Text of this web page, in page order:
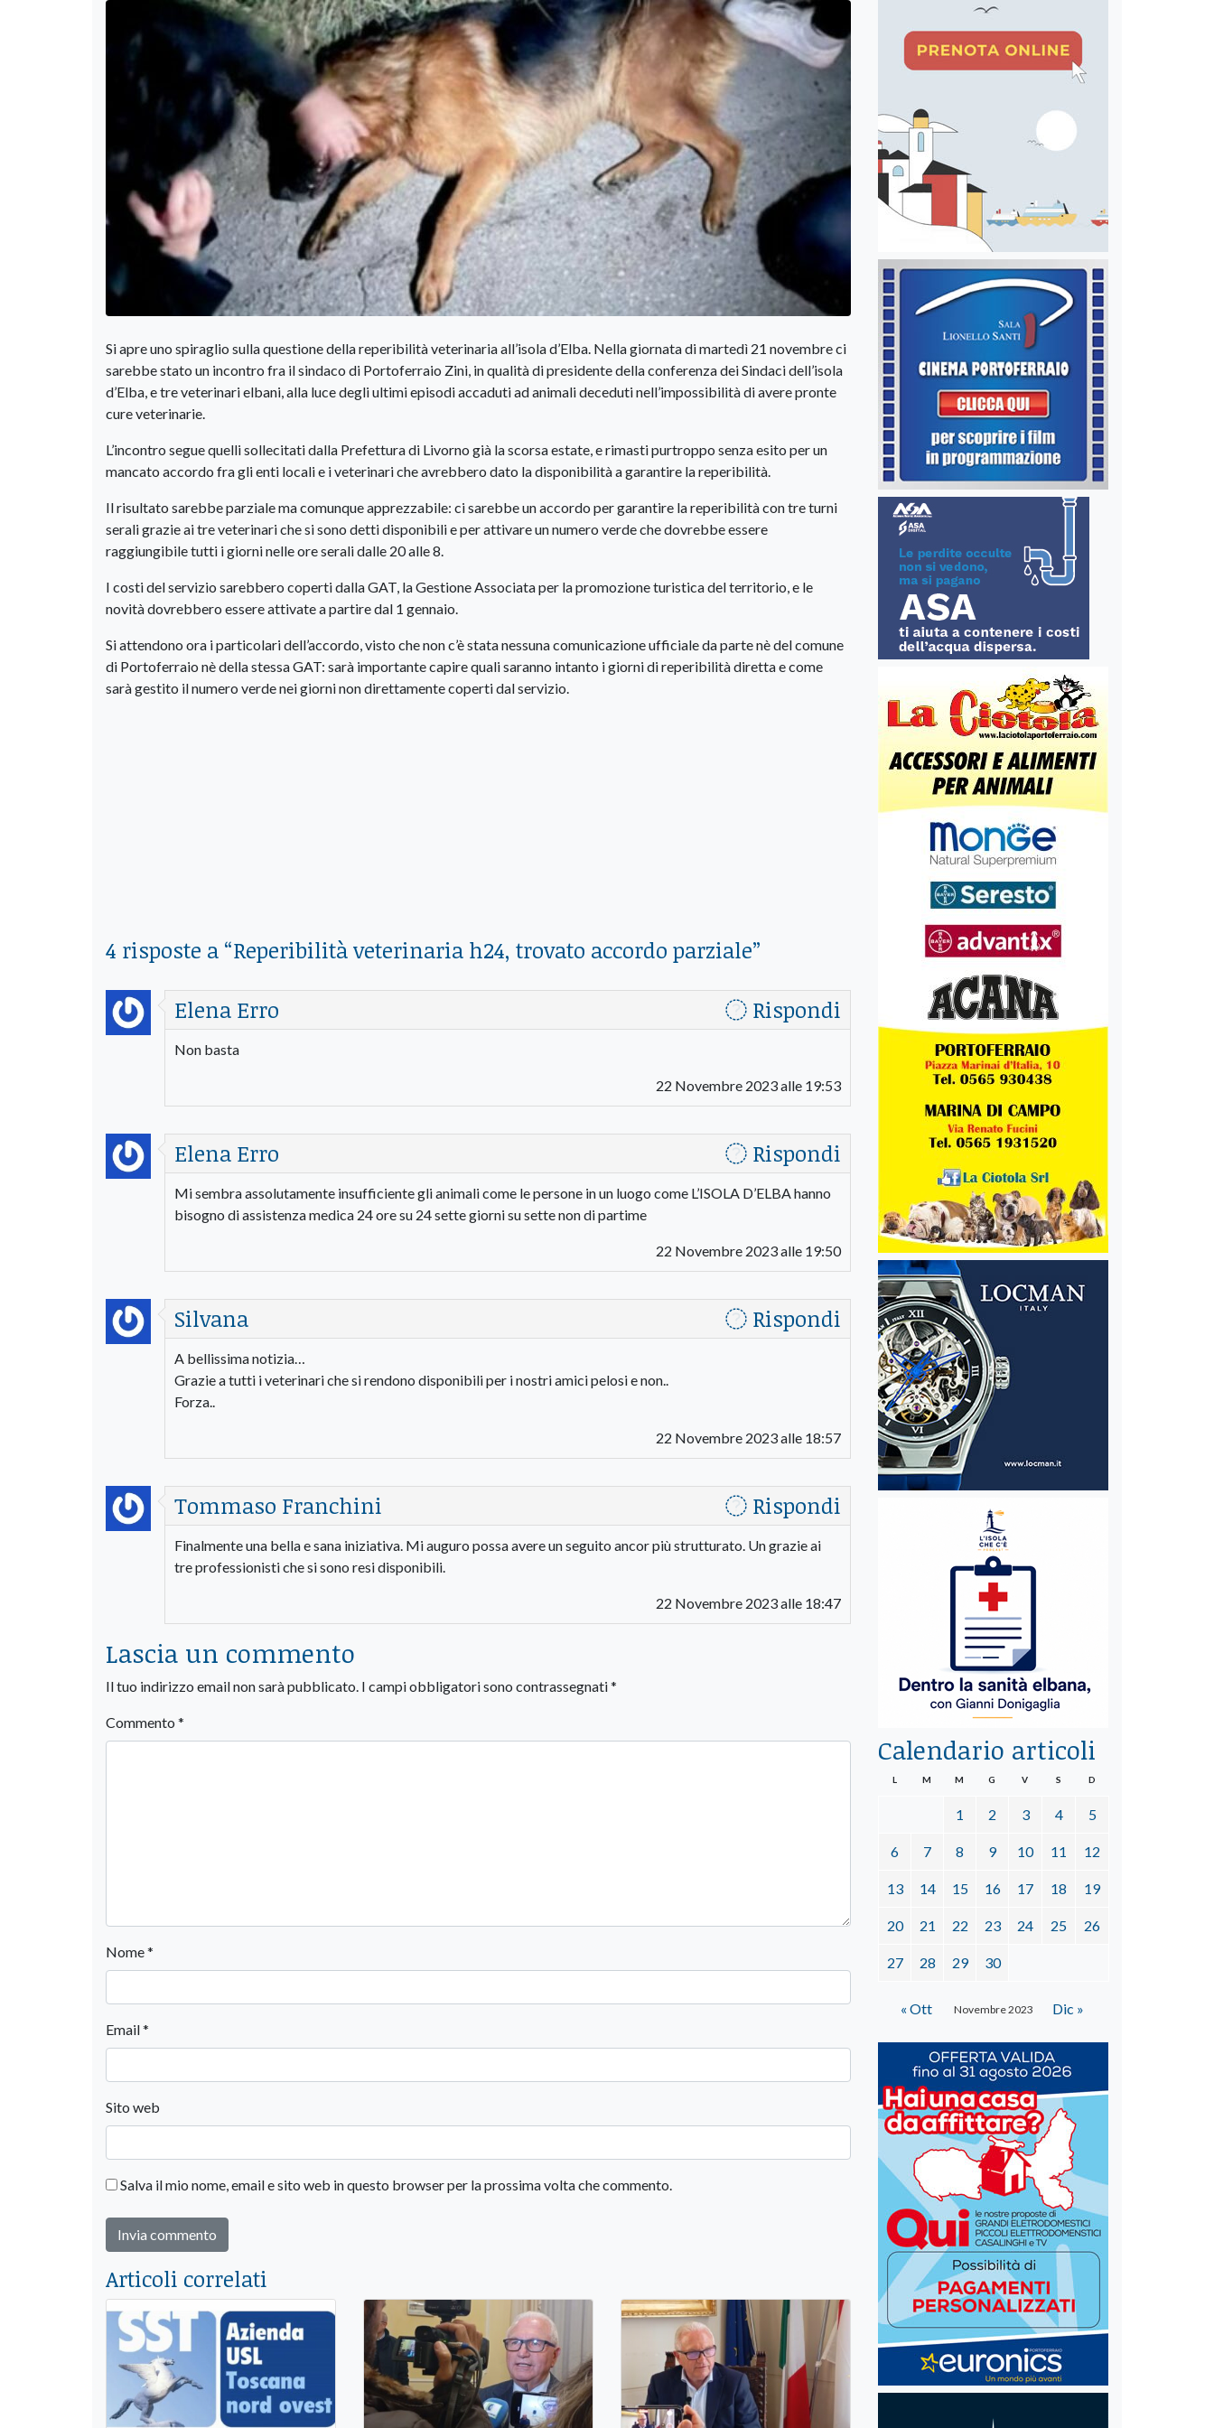
Si apre uno spiraglio sulla questione della reperibilità veterinaria all’isola d’Elba. Nella giornata di martedì 21 novembre ci
sarebbe stato un incontro fra il sindaco di Portoferraio Zini, in qualità di presidente della conferenza dei Sindaci dell’isola
d’Elba, e tre veterinari elbani, alla luce degli ultimi episodi accaduti ad animali deceduti nell’impossibilità di avere pronte
cure veterinarie.
L’incontro segue quelli sollecitati dalla Prefettura di Livorno già la scorsa estate, e rimasti purtroppo senza esito per un
mancato accordo fra gli enti locali e i veterinari che avrebbero dato la disponibilità a garantire la reperibilità.
Il risultato sarebbe parziale ma comunque apprezzabile: ci sarebbe un accordo per garantire la reperibilità con tre turni
serali grazie ai tre veterinari che si sono detti disponibili e per attivare un numero verde che dovrebbe essere
raggiungibile tutti i giorni nelle ore serali dalle 20 alle 8.
I costi del servizio sarebbero coperti dalla GAT, la Gestione Associata per la promozione turistica del territorio, e le
novità dovrebbero essere attivate a partire dal 1 gennaio.
Si attendono ora i particolari dell’accordo, visto che non c’è stata nessuna comunicazione ufficiale da parte nè del comune
di Portoferraio nè della stessa GAT: sarà importante capire quali saranno intanto i giorni di reperibilità diretta e come
sarà gestito il numero verde nei giorni non direttamente coperti dal servizio.
4 risposte a “Reperibilità veterinaria h24, trovato accordo parziale”
Elena Erro
Rispondi
Non basta
22 Novembre 2023 alle 19:53
Elena Erro Rispondi
Mi sembra assolutamente insufficiente gli animali come le persone in un luogo come L’ISOLA D’ELBA hanno
bisogno di assistenza medica 24 ore su 24 sette giorni su sette non di partime
22 Novembre 2023 alle 19:50
Silvana Rispondi
A bellissima notizia…
Grazie a tutti i veterinari che si rendono disponibili per i nostri amici pelosi e non..
Forza..
22 Novembre 2023 alle 18:57
Tommaso Franchini Rispondi
Finalmente una bella e sana iniziativa. Mi auguro possa avere un seguito ancor più strutturato. Un grazie ai
tre professionisti che si sono resi disponibili.
22 Novembre 2023 alle 18:47
Lascia un commento
Il tuo indirizzo email non sarà pubblicato. I campi obbligatori sono contrassegnati*
Commento *
Nome*
Email*
Sito web
Salva il mio nome, email e sito web in questo browser per la prossima volta che commento.
Articoli correlati
Calendario articoli
Novembre 2023
L M M G V S D
1 2 3 4 5
6 7 8 9 10 11 12
13 14 15 16 17 18 19
20 21 22 23 24 25 26
27 28 29 30
« Ott Dic »